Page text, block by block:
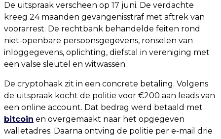
De uitspraak verscheen op 17 juni. De verdachte
kreeg 24 maanden gevangenisstraf met aftrek van
voorarrest. De rechtbank behandelde feiten rond
niet-openbare persoonsgegevens, ronselen van
inloggegevens, oplichting, diefstal in vereniging met
een valse sleutel en witwassen.
De cryptohaak zit in een concrete betaling. Volgens
de uitspraak kocht de politie voor €200 aan leads van
een online account. Dat bedrag werd betaald met
bitcoin en overgemaakt naar het opgegeven
walletadres. Daarna ontving de politie per e-mail drie